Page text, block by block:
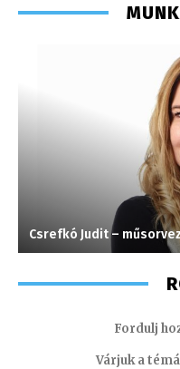
Csrefkó Judit –
Fordulj
Várjuk a